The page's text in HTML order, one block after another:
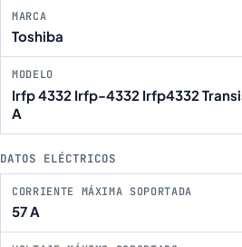
MARCA
Toshiba
MODELO
Irfp 4332 Irfp-4332 Irfp4332
A
DATOS ELÉCTRICOS
CORRIENTE MÁXIMA SOPORTADA
57 A